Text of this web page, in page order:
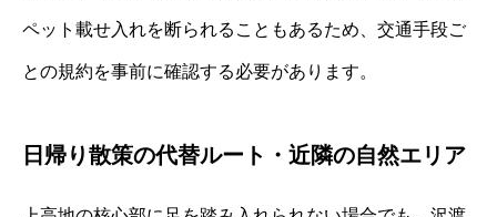
ペット載せ入れを断られることもあるため、交通手段ご
との規約を事前に確認する必要があります。
日帰り散策の代替ルート・近隣の自然エリア